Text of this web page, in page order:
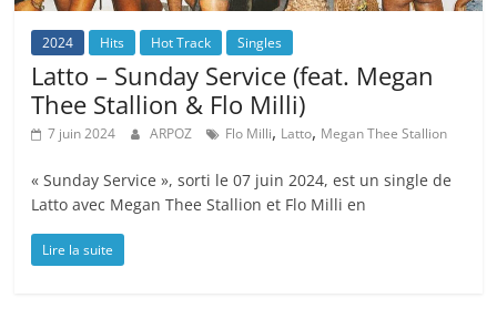
2024 Hits Hot Track Singles
Latto – Sunday Service (feat. Megan
Thee Stallion & Flo Milli)
7 juin 2024 ARPOZ Flo Milli, Latto, Megan Thee Stallion
« Sunday Service », sorti le 07 juin 2024, est un single de
Latto avec Megan Thee Stallion et Flo Milli en
Lire la suite